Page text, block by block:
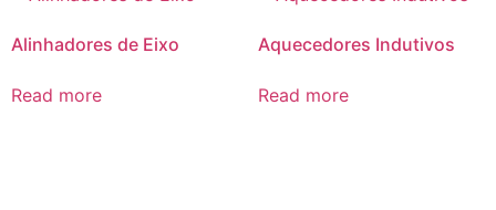
Alinhadores de Eixo
Read more
Aquecedores Indutivos
Read more